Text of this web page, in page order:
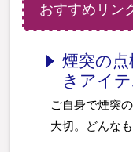
おすすめリン
煙突の
きアイ
ご自身で煙突
大切。どんな